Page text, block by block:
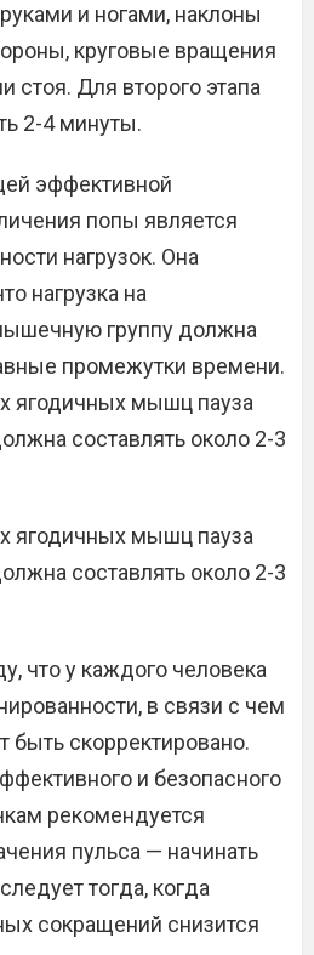
и ногами, наклоны
круговые вращения
стоя. Для второго этапа
2-4 минуты.
эффективной
попы является
нагрузок. Она
нагрузка на
группу должна
промежутки времени.
ягодичных мышц пауза
составлять около 2-3
ягодичных мышц пауза
составлять около 2-3
что у каждого человека
в связи с чем
скорректировано.
и безопасного
рекомендуется
пульса — начинать
тогда, когда
сокращений снизится